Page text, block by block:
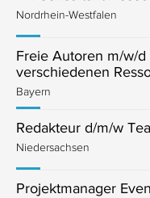
Nordrhein-Westfalen
Freie Autoren m/w/
verschiedenen
Bayern
Redakteur d/m/w
Niedersachsen
Projektmanager